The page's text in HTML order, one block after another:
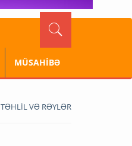
MÜSAHİBƏ
TƏHLİL VƏ RƏYLƏR